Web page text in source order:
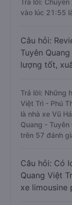
Trả lời:
vào lúc 21:55
Câu hỏi:
Tuyên
lượng tốt,
Trả lời: Những
Việt Trì - Phú
là nhà xe Vũ
Quang -
trên 57 đánh
Câu hỏi: Có
Quang Việt
xe limousine